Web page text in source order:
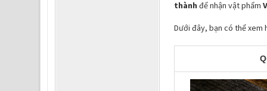
thành để nhận vật phẩm
Dưới đây, bạn có thể xem